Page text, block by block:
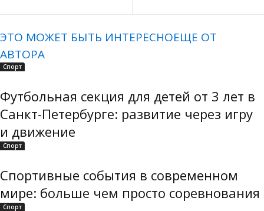
ЭТО МОЖЕТ БЫТЬ ИНТЕРЕСНОЕЩЕ ОТ
АВТОРА
Спорт
Футбольная секция для детей от 3 лет в
Санкт-Петербурге: развитие через игру
и движение
Спорт
Спортивные события в современном
мире: больше чем просто соревнования
Спорт